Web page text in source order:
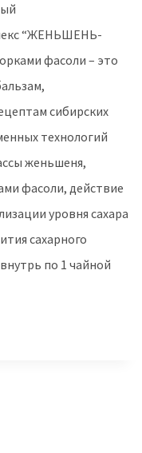
“ЖЕНЬШЕНЬ-
фасоли – это
сибирских
технологий
женьшеня,
фасоли, действие
уровня сахара
сахарного
по 1 чайной